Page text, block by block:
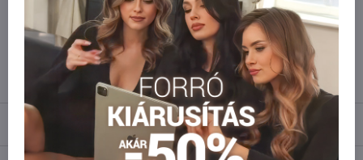
Ne habozzon kapcsolatba lépni velünk, raktárra szállítjuk az árut!
info​@everlady​.eu
Leírás